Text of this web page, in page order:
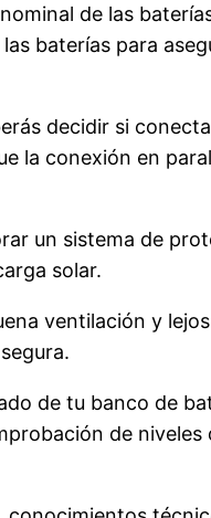
de las
baterías para
decidir si
la conexión en
un sistema de
solar.
ventilación y
de tu banco de
de niveles